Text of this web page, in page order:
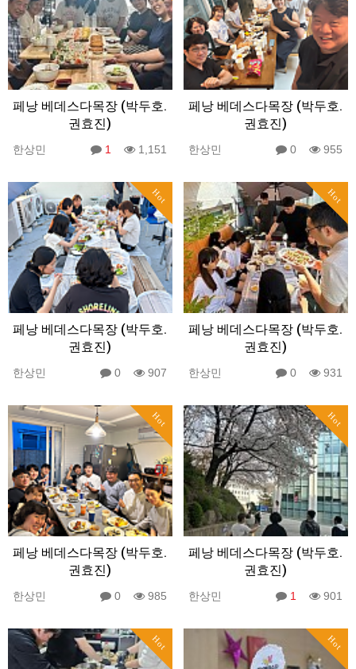
페낭 베데스다목장 (박두호.
권효진)
한상민 1 1,151
페낭 베데스다목장 (박두호.
권효진)
한상민 0 955
Hot
페낭 베데스다목장 (박두호.
권효진)
한상민 0 907
Hot
페낭 베데스다목장 (박두호.
권효진)
한상민 0 931
Hot
페낭 베데스다목장 (박두호.
권효진)
한상민 0 985
Hot
페낭 베데스다목장 (박두호.
권효진)
한상민 1 901
Hot Hot